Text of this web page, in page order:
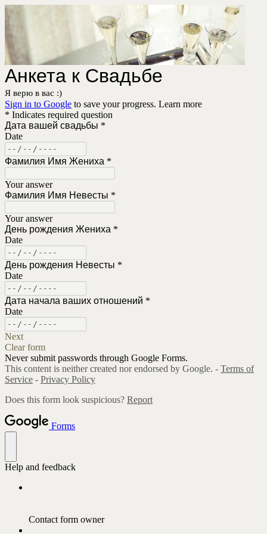
Анкета к Свадьбе
Я верю в вас :)
Sign in to Google to save your progress. Learn more
* Indicates required question
Дата вашей свадьбы *
Date
Фамилия Имя Жениха *
Your answer
Фамилия Имя Невесты *
Your answer
День рождения Жениха *
Date
День рождения Невесты *
Date
Дата начала ваших отношений *
Date
Next
Clear form
Never submit passwords through Google Forms.
This content is neither created nor endorsed by Google. - Terms of
Service - Privacy Policy
Does this form look suspicious? Report
Forms
Help and feedback
Contact form owner